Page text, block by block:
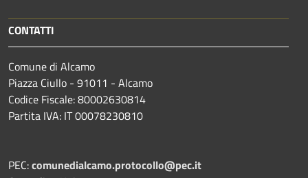
CONTATTI
Comune di Alcamo
Piazza Ciullo - 91011 - Alcamo
Codice Fiscale: 80002630814
Partita IVA: IT 00078230810
PEC:comunedialcamo.protocollo@pec.it